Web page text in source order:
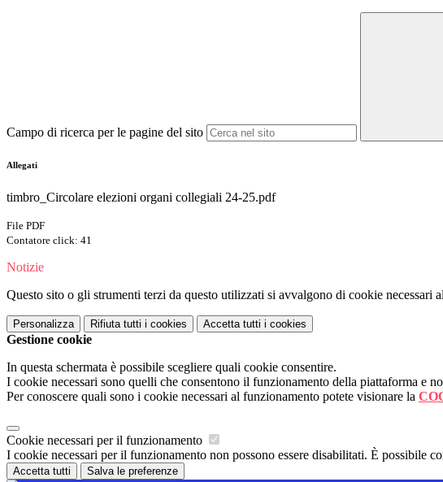
Campo di ricerca per le pagine del sito
Allegati
timbro_Circolare elezioni organi collegiali 24-25.pdf
File PDF
Contatore click: 41
Notizie
Questo sito o gli strumenti terzi da questo utilizzati si avvalgono di cookie necessari
Personalizza Rifiuta tutti i cookies Accetta tutti i cookies
Gestione cookie
In questa schermata è possibile scegliere quali cookie consentire.
I cookie necessari sono quelli che consentono il funzionamento della piattaforma e
Per conoscere quali sono i cookie necessari al funzionamento potete visionare la
Cookie necessari per il funzionamento
I cookie necessari per il funzionamento non possono essere disabilitati. È possibile
Accetta tutti Salva le preferenze